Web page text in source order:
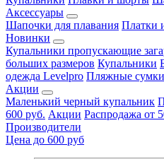
Аксессуары
Шапочки для плавания Платки
Новинки
Купальники пропускающие
больших размеров Купальники
одежда Levelpro Пляжные сумки
Акции
Маленький черный купальник
600 руб. Акции Распродажа от
Производители
Цена до 600 руб